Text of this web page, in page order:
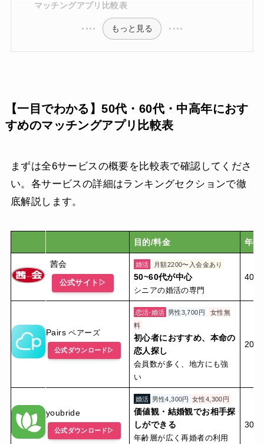
マッチングアプリ比較表
もっと見る
【一目でわかる】50代・60代・中高年におす
すめのマッチングアプリ比較表
まずは全6サービスの概要を比較表で確認してくださ
い。各サービスの詳細はランキングセクションで徹
底解説します。
目的/料金 年代
茜会
公式サイト▷
婚活 月額2200〜入会金あり
50~60代が中心
シニアの婚活の専門
40
Pairs ペアーズ
公式ダウンロード▷
恋活-婚活 男性3,700円
女性無
料
初心者におすすめ、本命の
恋人探し
会員数が多く、地方にも強
い
20
youbride
公式ダウンロード▷
婚活 男性4,300円 女性4,300円
価値観・結婚観でお相手探
しができる
年齢層が広く再婚者の利用
30